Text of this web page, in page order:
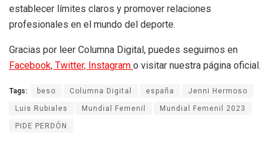
establecer límites claros y promover relaciones
profesionales en el mundo del deporte.
Gracias por leer Columna Digital, puedes seguirnos en
Facebook, Twitter, Instagram o visitar nuestra página oficial.
Tags: beso Columna Digital españa Jenni Hermoso
Luis Rubiales Mundial Femenil Mundial Femenil 2023
PIDE PERDÓN